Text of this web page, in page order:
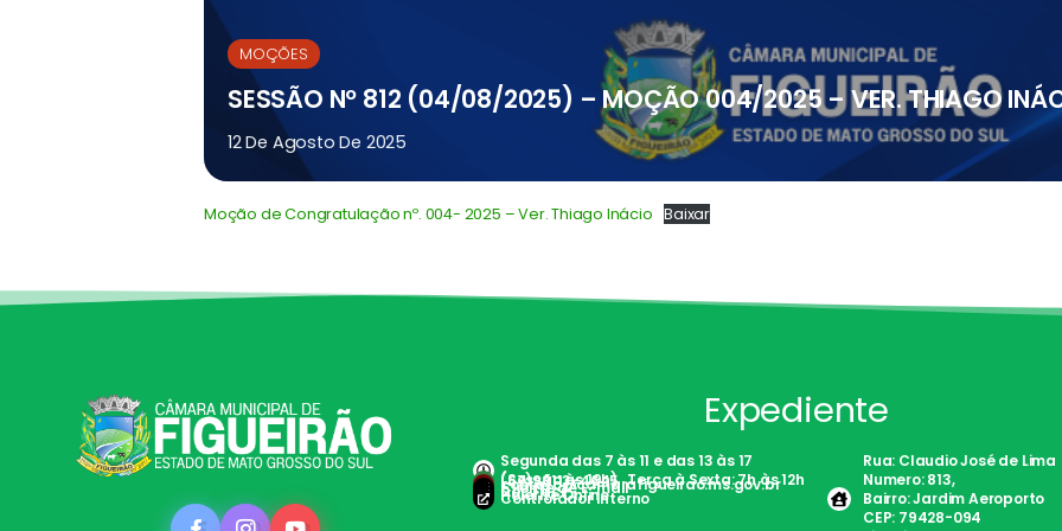
MOÇÕES
SESSÃO Nº 812 (04/08/2025) – MOÇÃO 004/2025 – VER. THIAGO
12 De Agosto De 2025
Moção de Congratulação nº. 004- 2025 – Ver. Thiago Inácio Baixar
Expediente
Segunda das 7 às 11 e das 13 às 17
(Sessão às 19h) . Terça à Sexta: 7h às 12h
(67)98113-4645
contato@camarafigueirao.ms.gov.br
Cliente de E-mail
Doc Fácil
Holerite Online
Controlador Interno
Rua: Claudio José de Lima
Numero: 813,
Bairro: Jardim Aeroporto
CEP: 79428-094